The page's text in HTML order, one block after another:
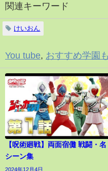
関連キーワード
けいおん
You tube, おすすめ学園
【呪術廻戦】両面宿儺 戦闘・名
シーン集
2024年12月4日